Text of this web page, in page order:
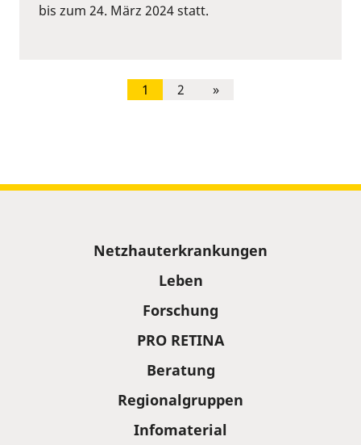
bis zum 24. März 2024 statt.
1 2 »
Netzhauterkrankungen
Leben
Forschung
PRO RETINA
Beratung
Regionalgruppen
Infomaterial